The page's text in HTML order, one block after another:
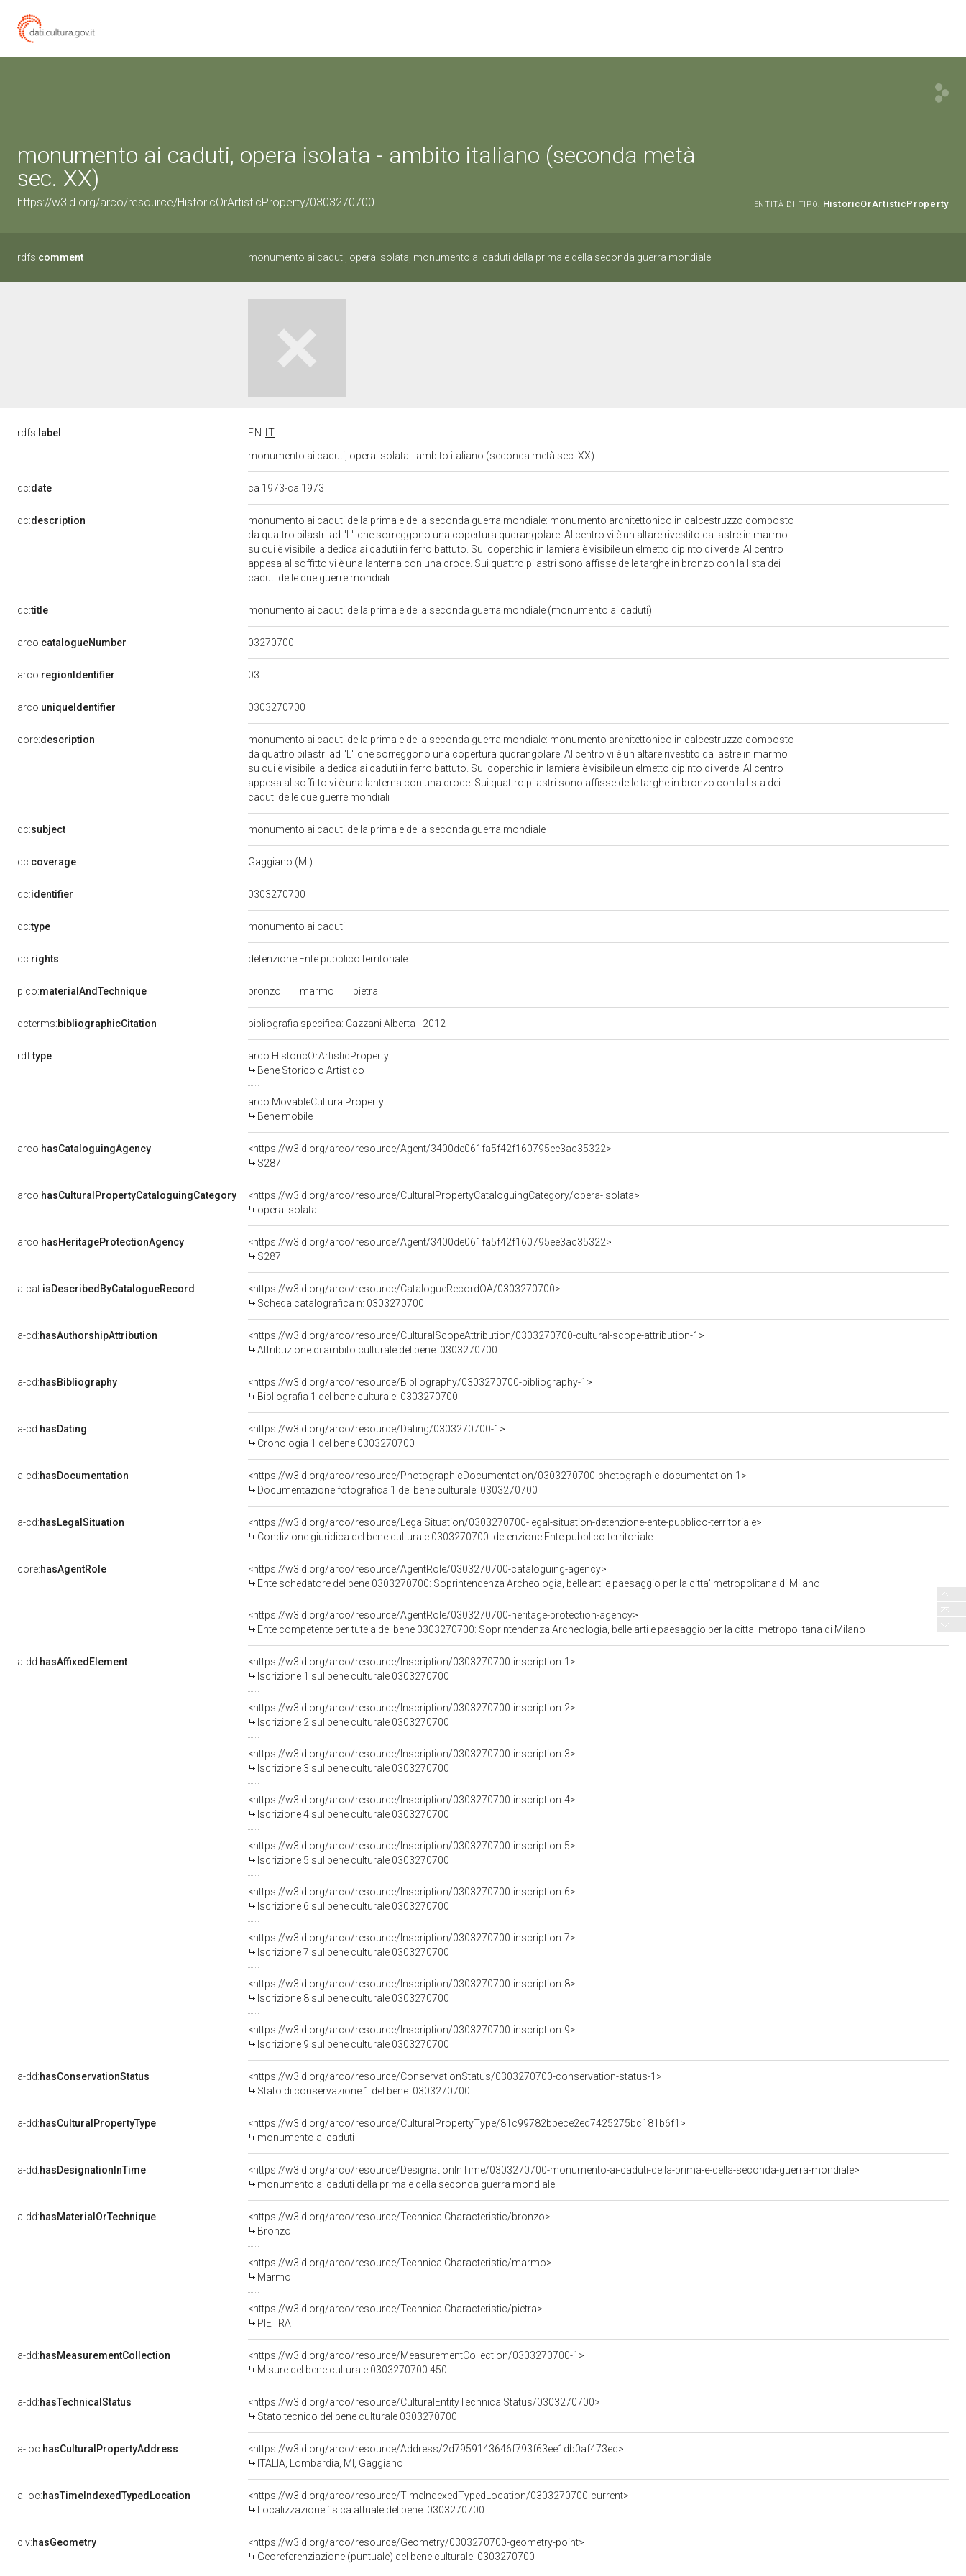
monumento ai caduti, opera isolata - ambito italiano (seconda metà
sec. XX)
https://w3id.org/arco/resource/HistoricOrArtisticProperty/0303270700 ENTITÀ DI TIPO: HistoricOrArtisticProperty
rdfs:comment monumento ai caduti, opera isolata, monumento ai caduti della prima e della seconda guerra mondiale
rdfs: label EN
IT
monumento ai caduti, opera isolata - ambito italiano (seconda metà sec. XX)
dc:date ca 1973-ca 1973
dc:description
monumento ai caduti della prima e della seconda guerra mondiale: monumento architettonico in calcestruzzo composto
da quattro pilastri ad "L" che sorreggono una copertura qudrangolare. Al centro vi è un altare rivestito da lastre in marmo
su cui è visibile la dedica ai caduti in ferro battuto. Sul coperchio in lamiera è visibile un elmetto dipinto di verde. Al centro
appesa al soffitto vi è una lanterna con una croce. Sui quattro pilastri sono affisse delle targhe in bronzo con la lista dei
caduti delle due guerre mondiali
dc:title monumento ai caduti della prima e della seconda guerra mondiale (monumento ai caduti)
arco:catalogueNumber 03270700
arco:regionIdentifier 03
arco:uniqueIdentifier 0303270700
core:description
monumento ai caduti della prima e della seconda guerra mondiale: monumento architettonico in calcestruzzo composto
da quattro pilastri ad "L" che sorreggono una copertura qudrangolare. Al centro vi è un altare rivestito da lastre in marmo
su cui è visibile la dedica ai caduti in ferro battuto. Sul coperchio in lamiera è visibile un elmetto dipinto di verde. Al centro
appesa al soffitto vi è una lanterna con una croce. Sui quattro pilastri sono affisse delle targhe in bronzo con la lista dei
caduti delle due guerre mondiali
dc:subject monumento ai caduti della prima e della seconda guerra mondiale
dc:coverage Gaggiano (MI)
dc:identifier 0303270700
dc:type monumento ai caduti
dc:rights detenzione Ente pubblico territoriale
pico:materialAndTechnique bronzo marmo pietra
dcterms:bibliographicCitation bibliografia specifica: Cazzani Alberta - 2012
rdf:type
arco:HistoricOrArtisticProperty
Bene Storico o Artistico
arco:MovableCulturalProperty
Bene mobile
arco:hasCataloguingAgency
<https://w3id.org/arco/resource/Agent/3400de061fa5f42f160795ee3ac35322>
S287
arco:hasCulturalPropertyCataloguingCategory
<https://w3id.org/arco/resource/CulturalPropertyCataloguingCategory/opera-isolata>
opera isolata
arco:hasHeritageProtectionAgency
<https://w3id.org/arco/resource/Agent/3400de061fa5f42f160795ee3ac35322>
S287
a-cat:isDescribedByCatalogueRecord
<https://w3id.org/arco/resource/CatalogueRecordOA/0303270700>
Scheda catalografica n: 0303270700
a-cd:hasAuthorshipAttribution
<https://w3id.org/arco/resource/CulturalScopeAttribution/0303270700-cultural-scope-attribution-1>
Attribuzione di ambito culturale del bene: 0303270700
a-cd:hasBibliography
<https://w3id.org/arco/resource/Bibliography/0303270700-bibliography-1>
Bibliografia 1 del bene culturale: 0303270700
a-cd:hasDating
<https://w3id.org/arco/resource/Dating/0303270700-1>
Cronologia 1 del bene 0303270700
a-cd:hasDocumentation
<https://w3id.org/arco/resource/PhotographicDocumentation/0303270700-photographic-documentation-1>
Documentazione fotografica 1 del bene culturale: 0303270700
a-cd:hasLegalSituation
<https://w3id.org/arco/resource/LegalSituation/0303270700-legal-situation-detenzione-ente-pubblico-territoriale>
Condizione giuridica del bene culturale 0303270700: detenzione Ente pubblico territoriale
core:hasAgentRole
<https://w3id.org/arco/resource/AgentRole/0303270700-cataloguing-agency>
Ente schedatore del bene 0303270700: Soprintendenza Archeologia, belle arti e paesaggio per la citta' metropolitana di Milano
<https://w3id.org/arco/resource/AgentRole/0303270700-heritage-protection-agency>
Ente competente per tutela del bene 0303270700: Soprintendenza Archeologia, belle arti e paesaggio per la citta' metropolitana di Milano
a-dd:hasAffixedElement
<https://w3id.org/arco/resource/Inscription/0303270700-inscription-1>
Iscrizione 1 sul bene culturale 0303270700
<https://w3id.org/arco/resource/Inscription/0303270700-inscription-2>
Iscrizione 2 sul bene culturale 0303270700
<https://w3id.org/arco/resource/Inscription/0303270700-inscription-3>
Iscrizione 3 sul bene culturale 0303270700
<https://w3id.org/arco/resource/Inscription/0303270700-inscription-4>
Iscrizione 4 sul bene culturale 0303270700
<https://w3id.org/arco/resource/Inscription/0303270700-inscription-5>
Iscrizione 5 sul bene culturale 0303270700
<https://w3id.org/arco/resource/Inscription/0303270700-inscription-6>
Iscrizione 6 sul bene culturale 0303270700
<https://w3id.org/arco/resource/Inscription/0303270700-inscription-7>
Iscrizione 7 sul bene culturale 0303270700
<https://w3id.org/arco/resource/Inscription/0303270700-inscription-8>
Iscrizione 8 sul bene culturale 0303270700
<https://w3id.org/arco/resource/Inscription/0303270700-inscription-9>
Iscrizione 9 sul bene culturale 0303270700
a-dd:hasConservationStatus
<https://w3id.org/arco/resource/ConservationStatus/0303270700-conservation-status-1>
Stato di conservazione 1 del bene: 0303270700
a-dd:hasCulturalPropertyType
<https://w3id.org/arco/resource/CulturalPropertyType/81c99782bbece2ed7425275bc181b6f1>
monumento ai caduti
a-dd:hasDesignationInTime
<https://w3id.org/arco/resource/DesignationInTime/0303270700-monumento-ai-caduti-della-prima-e-della-seconda-guerra-mondiale>
monumento ai caduti della prima e della seconda guerra mondiale
a-dd:hasMaterialOrTechnique
<https://w3id.org/arco/resource/TechnicalCharacteristic/bronzo>
Bronzo
<https://w3id.org/arco/resource/TechnicalCharacteristic/marmo>
Marmo
<https://w3id.org/arco/resource/TechnicalCharacteristic/pietra>
PIETRA
a-dd:hasMeasurementCollection
<https://w3id.org/arco/resource/MeasurementCollection/0303270700-1>
Misure del bene culturale 0303270700 450
a-dd:hasTechnicalStatus
<https://w3id.org/arco/resource/CulturalEntityTechnicalStatus/0303270700>
Stato tecnico del bene culturale 0303270700
a-loc:hasCulturalPropertyAddress
<https://w3id.org/arco/resource/Address/2d7959143646f793f63ee1db0af473ec>
ITALIA, Lombardia, MI, Gaggiano
a-loc:hasTimeIndexedTypedLocation
<https://w3id.org/arco/resource/TimeIndexedTypedLocation/0303270700-current>
Localizzazione fisica attuale del bene: 0303270700
clv:hasGeometry
<https://w3id.org/arco/resource/Geometry/0303270700-geometry-point>
Georeferenziazione (puntuale) del bene culturale: 0303270700